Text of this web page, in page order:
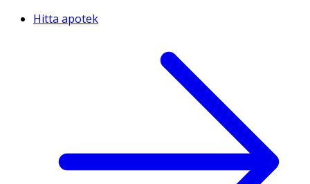
Hitta apotek